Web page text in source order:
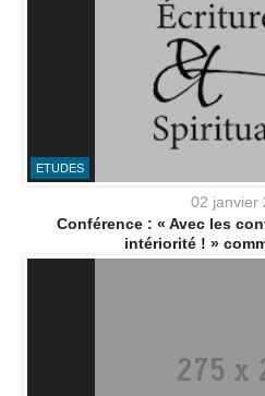
ETUDES
02 janvier
Conférence : « Avec les
intériorité ! »